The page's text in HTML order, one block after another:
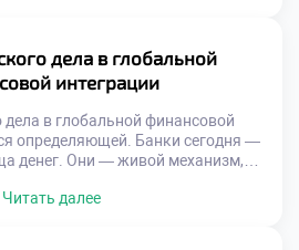
решения, избегать ошибок и
стратегии […]
дела в глобальной
интеграции
дела в глобальной финансовой
определяющей. Банки сегодня —
денег. Они — живой механизм,
единую финансовую сеть. Без их
Читать далее